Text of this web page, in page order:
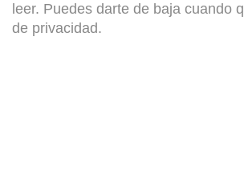
leer. Puedes darte de baja cuando
de privacidad.